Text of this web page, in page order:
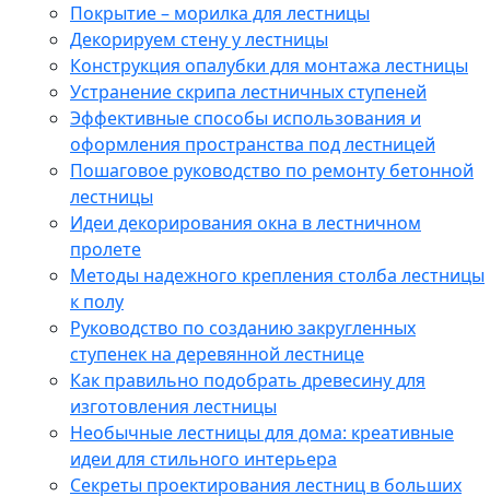
Покрытие – морилка для лестницы
Декорируем стену у лестницы
Конструкция опалубки для монтажа лестницы
Устранение скрипа лестничных ступеней
Эффективные способы использования и
оформления пространства под лестницей
Пошаговое руководство по ремонту бетонной
лестницы
Идеи декорирования окна в лестничном
пролете
Методы надежного крепления столба лестницы
к полу
Руководство по созданию закругленных
ступенек на деревянной лестнице
Как правильно подобрать древесину для
изготовления лестницы
Необычные лестницы для дома: креативные
идеи для стильного интерьера
Секреты проектирования лестниц в больших